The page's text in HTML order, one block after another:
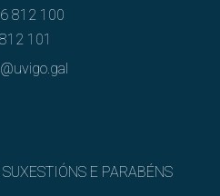
812 100
101
E PARABÉNS